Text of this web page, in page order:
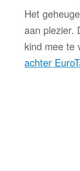
Het
aan plezier.
kind mee te
achter